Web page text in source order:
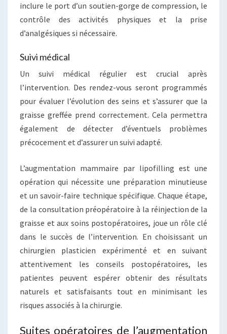
inclure le port d’un soutien-gorge de compression, le
contrôle des activités physiques et la prise
d’analgésiques si nécessaire.
Suivi médical
Un suivi médical régulier est crucial après
l’intervention. Des rendez-vous seront programmés
pour évaluer l’évolution des seins et s’assurer que la
graisse greffée prend correctement. Cela permettra
également de détecter d’éventuels problèmes
précocement et d’assurer un suivi adapté.
L’augmentation mammaire par lipofilling est une
opération qui nécessite une préparation minutieuse
et un savoir-faire technique spécifique. Chaque étape,
de la consultation préopératoire à la réinjection de la
graisse et aux soins postopératoires, joue un rôle clé
dans le succès de l’intervention. En choisissant un
chirurgien plasticien expérimenté et en suivant
attentivement les conseils postopératoires, les
patientes peuvent espérer obtenir des résultats
naturels et satisfaisants tout en minimisant les
risques associés à la chirurgie.
Suites opératoires de l’augmentation